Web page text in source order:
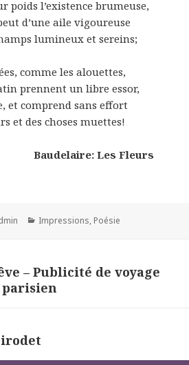
poids l’existence brumeuse,
d’une aile vigoureuse
lumineux et sereins;
comme les alouettes,
prennent un libre essor,
et comprend sans effort
et des choses muettes!
Les Fleurs
Categories
Impressions, Poésie
– Publicité de voyage
parisien